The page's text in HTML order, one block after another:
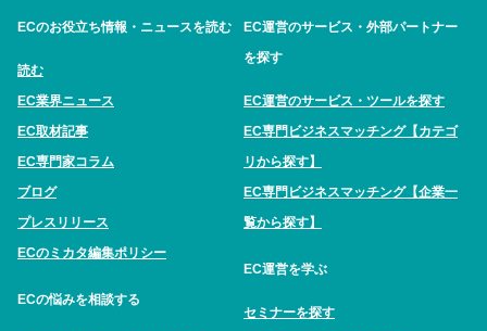
ECのお役立ち情報・ニュースを読む
読む
EC業界ニュース
EC取材記事
EC専門家コラム
ブログ
プレスリリース
ECのミカタ編集ポリシー
ECの悩みを相談する
EC運営のサービス・外部パートナー
を探す
EC運営のサービス・ツールを探す
EC専門ビジネスマッチング【カテゴ
リから探す】
EC専門ビジネスマッチング【企業一
覧から探す】
EC運営を学ぶ
セミナーを探す